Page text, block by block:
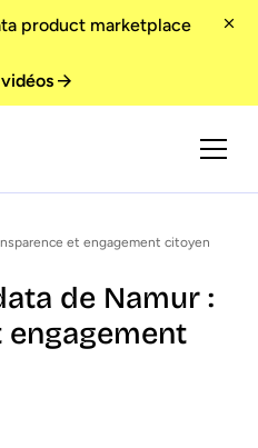
product marketplace
et engagement citoyen
de Namur :